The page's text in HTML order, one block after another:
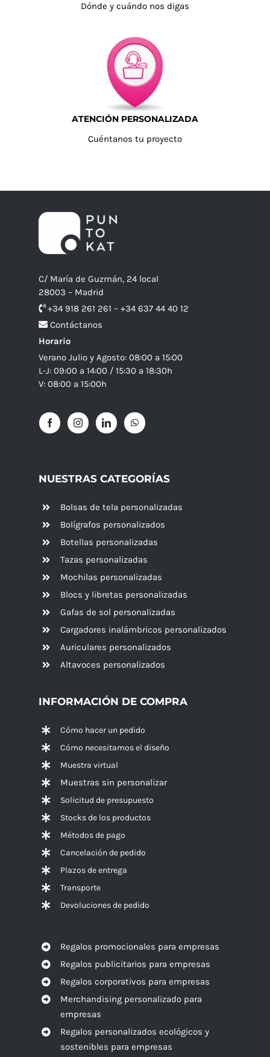
Dónde y cuándo nos digas
ATENCIÓN PERSONALIZADA
Cuéntanos tu proyecto
C/ María de Guzmán, 24 local
28003 – Madrid
+34 918 261 261 – +34 637 44 40 12
Contáctanos
Horario
Verano Julio y Agosto: 08:00 a 15:00
L-J: 09:00 a 14:00 / 15:30 a 18:30h
V: 08:00 a 15:00h
NUESTRAS CATEGORÍAS
Bolsas de tela personalizadas
Bolígrafos personalizados
Botellas personalizadas
Tazas personalizadas
Mochilas personalizadas
Blocs y libretas personalizadas
Gafas de sol personalizadas
Cargadores inalámbricos personalizados
Auriculares personalizados
Altavoces personalizados
INFORMACIÓN DE COMPRA
Cómo hacer un pedido
Cómo necesitamos el diseño
Muestra virtual
Muestras sin personalizar
Solicitud de presupuesto
Stocks de los productos
Métodos de pago
Cancelación de pedido
Plazos de entrega
Transporte
Devoluciones de pedido
Regalos promocionales para empresas
Regalos publicitarios para empresas
Regalos corporativos para empresas
Merchandising personalizado para
empresas
Regalos personalizados ecológicos y
sostenibles para empresas